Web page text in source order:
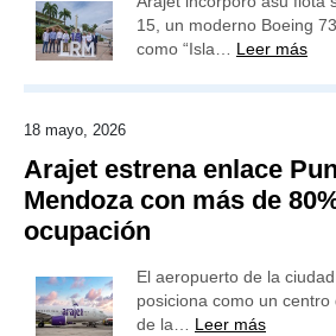
15, un moderno Boeing
como “Isla… Leer más
18 mayo, 2026
Arajet estrena enlace
Mendoza con más de
ocupación
El aeropuerto de la
posiciona como un
de la… Leer más